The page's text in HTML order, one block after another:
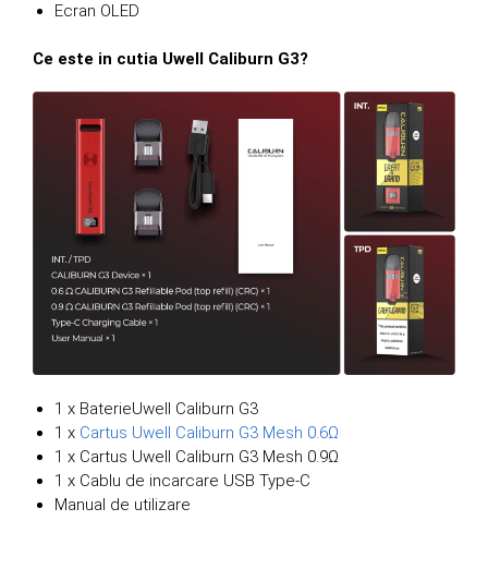
Ecran OLED
Ce este in cutia Uwell Caliburn G3?
1 x BaterieUwell Caliburn G3
1 x Cartus Uwell Caliburn G3 Mesh 0.6Ω
1 x Cartus Uwell Caliburn G3 Mesh 0.9Ω
1 x Cablu de incarcare USB Type-C
Manual de utilizare